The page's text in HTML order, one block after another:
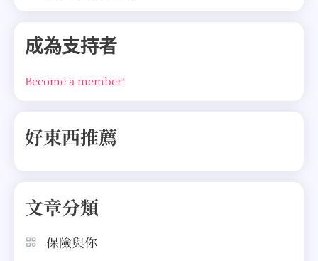
成為支持者
Become a member!
好東西推薦
文章分類
保險與你